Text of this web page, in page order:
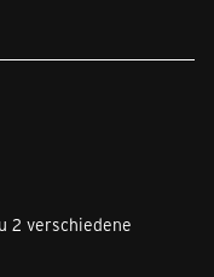
2 verschiedene